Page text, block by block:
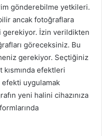
gönderebilme yetkileri.
ancak fotoğraflara
İzin verildikten
göreceksiniz. Bu
gerekiyor. Seçtiğiniz
efektleri
uygulamak
yeni halini cihazınıza